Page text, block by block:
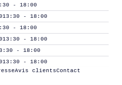
- 18:00
13:30 - 18:00
- 18:00
13:30 - 18:00
- 18:00
13:30 - 18:00
Avis clientsContact